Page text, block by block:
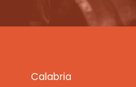
Calabria